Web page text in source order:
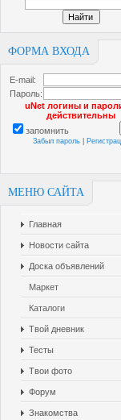
ФОРМА ВХОДА
E-mail:
Пароль:
uNet логины и
действительны
запомнить
Забыл пароль
МЕНЮ САЙТА
Главная
Новости сайта
Доска объявлений
Маркет
Каталоги
Твой дневник
Тесты
Твои фото
Форум
Знакомства